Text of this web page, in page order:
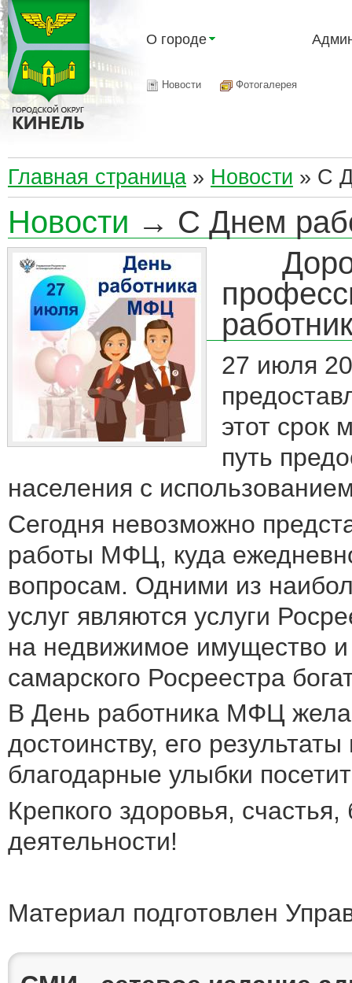
О городе
Новости Фотогалерея
Главная страница » Новости » С
Новости → С Днем
27 июля
этот срок
путь
населения с
Сегодня невозможно
работы МФЦ, куда
вопросам. Одними из
услуг являются услуги
на недвижимое имущество
самарского Росреестра
В День работника МФЦ
достоинству, его
благодарные улыбки
Крепкого здоровья,
деятельности!
Материал подготовлен